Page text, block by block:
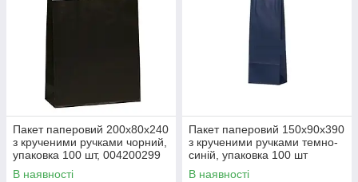
Пакет паперовий 200х80х240
з крученими ручками чорний,
упаковка 100 шт, 004200299
В наявності
Пакет паперовий 150х90х390
з крученими ручками темно-
синій, упаковка 100 шт
004200291
В наявності